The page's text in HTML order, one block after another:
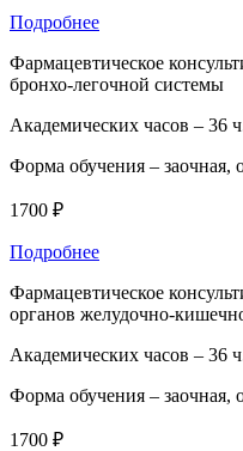
Подробнее
Фармацевтическое
бронхо-легочной системы
Академических часов – 36
Форма обучения – заочная,
1700 ₽
Подробнее
Фармацевтическое
органов желудочно-
Академических часов – 36
Форма обучения – заочная,
1700 ₽